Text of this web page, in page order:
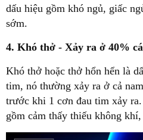
dấu hiệu gồm khó ngủ, giấc
sớm.
4. Khó thở - Xảy ra ở 40%
Khó thở hoặc thở hổn hển là
tim, nó thường xảy ra ở cả
trước khi 1 cơn đau tim xảy
gồm cảm thấy thiếu không